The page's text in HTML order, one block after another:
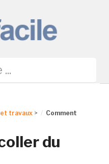
travaux >
Comment
du